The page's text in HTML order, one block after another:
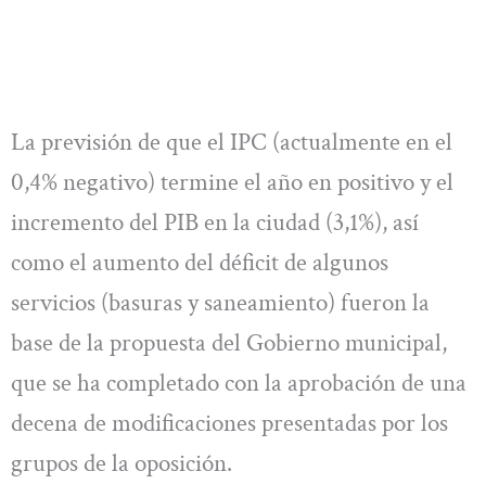
La previsión de que el IPC (actualmente en el
0,4% negativo) termine el año en positivo y el
incremento del PIB en la ciudad (3,1%), así
como el aumento del déficit de algunos
servicios (basuras y saneamiento) fueron la
base de la propuesta del Gobierno municipal,
que se ha completado con la aprobación de una
decena de modificaciones presentadas por los
grupos de la oposición.